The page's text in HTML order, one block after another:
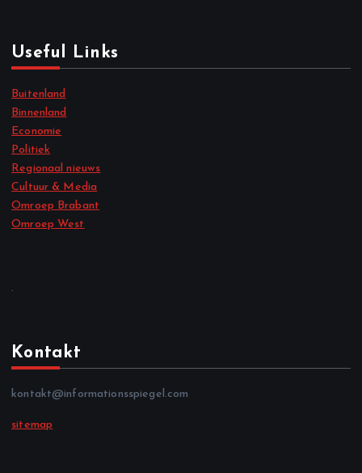
Useful Links
Buitenland
Binnenland
Economie
Politiek
Regionaal nieuws
Cultuur & Media
Omroep Brabant
Omroep West
.
Kontakt
kontakt@informationsspiegel.com
sitemap